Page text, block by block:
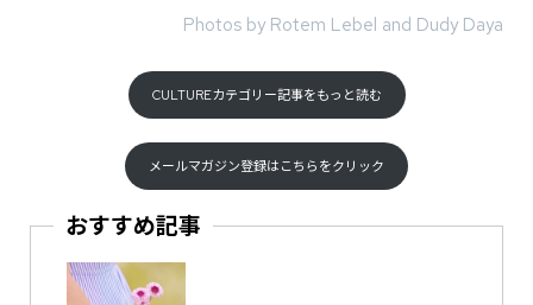
Photos by Rotem Lebel and Dudy Daya
CULTUREカテゴリー記事をもっと読む
メールマガジン登録はこちらをクリック
おすすめ記事